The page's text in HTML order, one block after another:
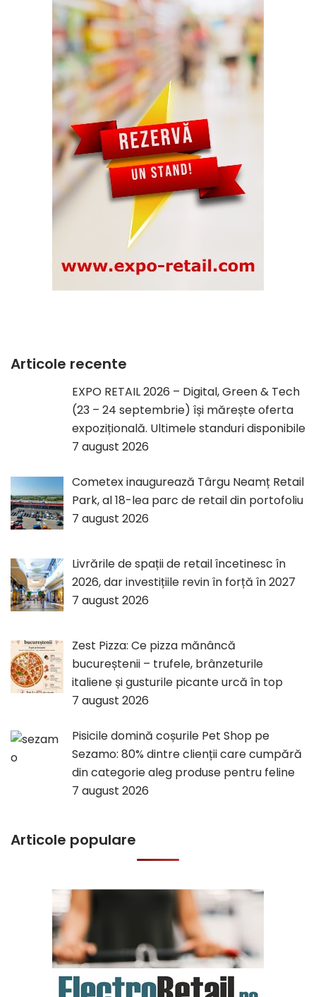
Articole recente
EXPO RETAIL 2026 – Digital, Green & Tech
(23 – 24 septembrie) își mărește oferta
expozițională. Ultimele standuri disponibile
7 august 2026
Cometex inaugurează Târgu Neamț Retail
Park, al 18-lea parc de retail din portofoliu
7 august 2026
Livrările de spații de retail încetinesc în
2026, dar investițiile revin în forță în 2027
7 august 2026
Zest Pizza: Ce pizza mănâncă
bucureștenii – trufele, brânzeturile
italiene și gusturile picante urcă în top
7 august 2026
Pisicile domină coșurile Pet Shop pe
Sezamo: 80% dintre clienții care cumpără
din categorie aleg produse pentru feline
7 august 2026
Articole populare